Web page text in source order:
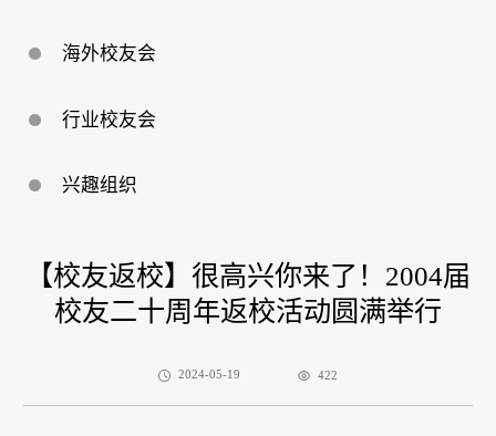
海外校友会
行业校友会
兴趣组织
【校友返校】很高兴你来了！2004届
校友二十周年返校活动圆满举行
2024-05-19 422